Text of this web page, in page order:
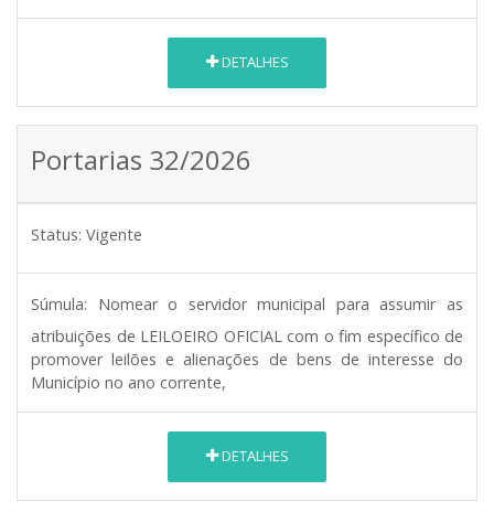
DETALHES
Portarias 32/2026
Status: Vigente
Súmula:
Nomear o servidor municipal para assumir as
atribuições de LEILOEIRO OFICIAL com o fim específico de
promover leilões e alienações de bens de interesse do
Município no ano corrente,
DETALHES